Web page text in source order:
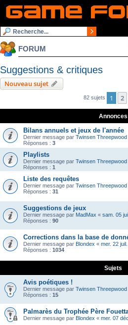
FORUM
Suggestions & critiques
Nouveau sujet
82 sujets 1 2
Annonces
Bilans annuels et jeux de l'année
Dernier message par Twinsen Threepwood
Réponses : 3
Playlists
Dernier message par Twinsen Threepwood
Réponses : 1
Liste des requêtes
Dernier message par Twinsen Threepwood
Réponses : 31
Suggestions de jeux
Dernier message par MadMax « sam. 05
Réponses : 90
Corrections dans la base de
Dernier message par Blondex « mer. 22
Réponses : 1034
Sujets
Avis poétiques !
Dernier message par Twinsen Threepwood
Réponses : 15
Palmarès du Trophée Père
Dernier message par Blondex « mer. 07